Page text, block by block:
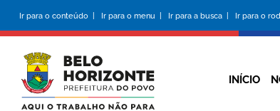
conteúdo
principal
Ir para o conteúdo | Ir para o menu | Ir para a busca | Ir para o
INÍCIO